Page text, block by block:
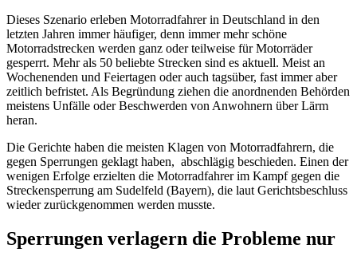
Dieses Szenario erleben Motorradfahrer in Deutschland in den
letzten Jahren immer häufiger, denn immer mehr schöne
Motorradstrecken werden ganz oder teilweise für Motorräder
gesperrt. Mehr als 50 beliebte Strecken sind es aktuell. Meist an
Wochenenden und Feiertagen oder auch tagsüber, fast immer aber
zeitlich befristet. Als Begründung ziehen die anordnenden Behörden
meistens Unfälle oder Beschwerden von Anwohnern über Lärm
heran.
Die Gerichte haben die meisten Klagen von Motorradfahrern, die
gegen Sperrungen geklagt haben, abschlägig beschieden. Einen der
wenigen Erfolge erzielten die Motorradfahrer im Kampf gegen die
Streckensperrung am Sudelfeld (Bayern), die laut Gerichtsbeschluss
wieder zurückgenommen werden musste.
Sperrungen verlagern die Probleme nur